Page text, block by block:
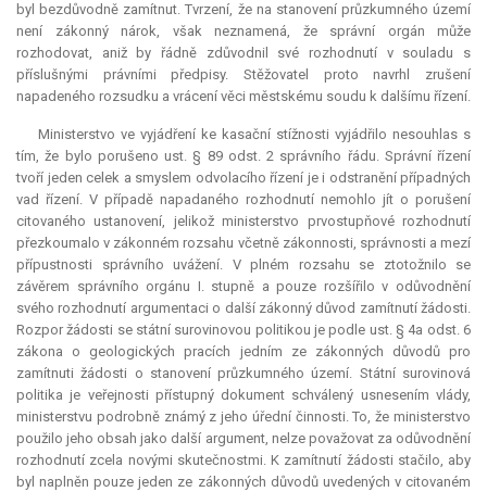
byl bezdůvodně zamítnut. Tvrzení, že na stanovení průzkumného území
není zákonný nárok, však neznamená, že správní orgán může
rozhodovat, aniž by řádně zdůvodnil své rozhodnutí v souladu s
příslušnými právními předpisy. Stěžovatel proto navrhl zrušení
napadeného rozsudku a vrácení věci městskému soudu k dalšímu řízení.
Ministerstvo ve vyjádření ke kasační stížnosti vyjádřilo nesouhlas s
tím, že bylo porušeno ust. § 89 odst. 2 správního řádu. Správní řízení
tvoří jeden celek a smyslem odvolacího řízení je i odstranění případných
vad řízení. V případě napadaného rozhodnutí nemohlo jít o porušení
citovaného ustanovení, jelikož ministerstvo prvostupňové rozhodnutí
přezkoumalo v zákonném rozsahu včetně zákonnosti, správnosti a mezí
přípustnosti správního uvážení. V plném rozsahu se ztotožnilo se
závěrem správního orgánu I. stupně a pouze rozšířilo v odůvodnění
svého rozhodnutí argumentaci o další zákonný důvod zamítnutí žádosti.
Rozpor žádosti se státní surovinovou politikou je podle ust. § 4a odst. 6
zákona o geologických pracích jedním ze zákonných důvodů pro
zamítnuti žádosti o stanovení průzkumného území. Státní surovinová
politika je veřejnosti přístupný dokument schválený usnesením vlády,
ministerstvu podrobně známý z jeho úřední činnosti. To, že ministerstvo
použilo jeho obsah jako další argument, nelze považovat za odůvodnění
rozhodnutí zcela novými skutečnostmi. K zamítnutí žádosti stačilo, aby
byl naplněn pouze jeden ze zákonných důvodů uvedených v citovaném